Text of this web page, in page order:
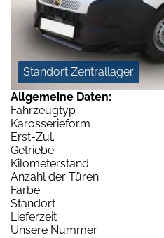
Standort Zentrallager
Allgemeine Daten:
Fahrzeugtyp
Karosserieform
Erst-Zul.
Getriebe
Kilometerstand
Anzahl der Türen
Farbe
Standort
Lieferzeit
Unsere Nummer